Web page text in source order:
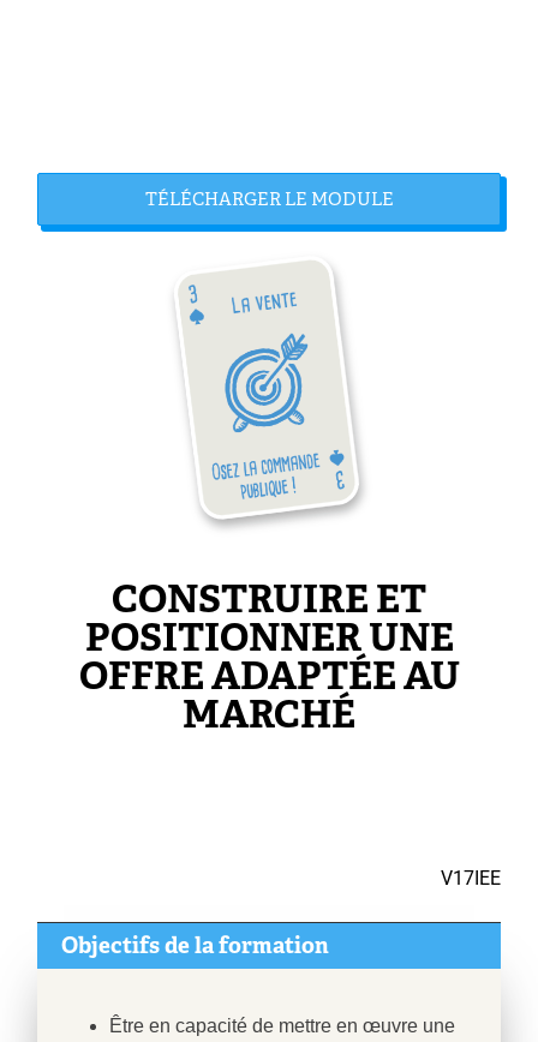
TÉLÉCHARGER LE MODULE
CONSTRUIRE ET
POSITIONNER UNE
OFFRE ADAPTÉE AU
MARCHÉ
V17IEE
Objectifs de la formation
Être en capacité de mettre en œuvre une